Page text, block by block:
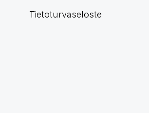
Tietoturvaseloste